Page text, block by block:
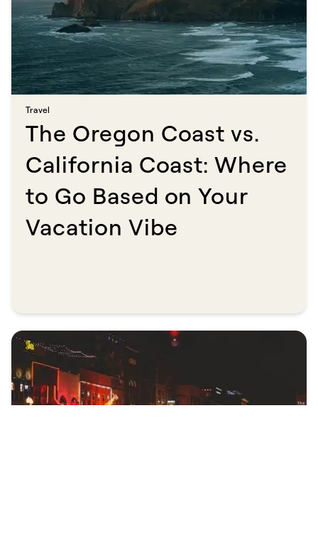
Travel​​​​‌ ‍ ​‍​‍‌‍ ‌ ​‍‌‍‍‌‌‍‌ ‌‍‍‌‌‍ ‍​‍​‍​ ‍‍​‍​‍‌ ​ ‌‍​‌‌‍ ‍‌‍‍‌‌ ‌​‌ ‍‌​‍ ‍‌‍‍‌‌‍ ​‍​‍​‍ ​​‍​‍‌‍‍​‌ ​‍‌‍‌‌‌‍‌‍​‍​‍​ ‍‍​‍​‍​‍ ‌ ​ ‌ ‌​‌ ‌‌‌‍‌​‌‍‍‌‌‍ ​‍ ‌‍‍‌‌‍ ‍‌ ‌​‌‍‌‌‌‍ ‍‌ ‌​​‍ ‌‍‌‌‌‍‌​‌‍‍‌‌ ‌​​‍ ‌‍ ‌‌‍ ‌‍‌​‌‍‌‌​ ‌‌ ​​‌ ​‍‌‍‌‌‌ ​ ‌‍‌‌‌‍ ‍‌ ‌​‌‍​‌‌ ‌​‌‍‍‌‌‍ ‌‍ ‍​ ‍ ‌‍‍‌‌‍‌​​ ‌‌‍‌‍​ ‍​‌‍​‍​ ​​​ ‌​​ ​ ​ ​‍‌‍​‍​‍ ‌‌‍​‌​ ​ ​ ​‍​ ​ ​‍ ‌​ ‌​​ ​ ‌‍‌‍​ ‌‍​‍ ‌​ ‍‌​ ‌‌​ ​‌​ ‌‍​‍ ‌​ ​​​ ‌ ‌‍​ ‌‍​ ​ ‌‍​ ‌‍‌‍‌‌‌‍‌‍​ ‍​​ ‌ ‌‍​‍‌‍‌​​ ‍ ‌ ‌​‌ ‍‌‌ ​​‌‍‌‌​ ‌‌‍​ ‌‍​‌‌ ‌​‌‍‌‌‌‍‌ ‌‍ ‌ ​‍‌ ‍‌​ ‍ ‌ ​​‌‍​‌‌ ‌​‌‍‍​​ ‌‌ ‌​‌‍‍‌‌ ‌​‌‍ ​‌‍‌‌​ ‌‍​‍‌‍​‌‌ ​ ‌‍‌‌‌‌‌‌‌ ​‍‌‍ ​​ ‌​‍‌‌​ ​‍‌​‌‍‌ ​ ‌ ‌​‌ ‌‌‌‍‌​‌‍‍‌‌‍ ​‍‌‍‌‍‍‌‌‍‌​​ ‌‌‍‌‍​ ‍​‌‍​‍​ ​​​ ‌​​ ​ ​ ​‍‌‍​‍​‍ ‌‌‍​‌​ ​ ​ ​‍​ ​ ​‍ ‌​ ‌​​ ​ ‌‍‌‍​ ‌‍​‍ ‌​ ‍‌​ ‌‌​ ​‌​ ‌‍​‍ ‌​ ​​​ ‌ ‌‍​ ‌‍​ ​ ‌‍​ ‌‍‌‍‌‌‌‍‌‍​ ‍​​ ‌ ‌‍​‍‌‍‌​​‍‌‍‌ ‌​‌ ‍‌‌ ​​‌‍‌‌​ ‌‌‍​ ‌‍​‌‌ ‌​‌‍‌‌‌‍‌ ‌‍ ‌ ​‍‌ ‍‌​‍‌‍‌ ​​‌‍​‌‌ ‌​‌‍‍​​ ‌‌ ‌​‌‍‍‌‌ ‌​‌‍ ​‌‍‌‌​‍‌‍‌ ​​‌‍‌‌‌ ​‍‌ ​ ‌ ​​‌‍‌‌‌‍​ ‌ ‌​‌‍‍‌‌ ‌‍‌‍‌‌​ ‌‌ ​​‌ ‌‌‌‍​‍‌‍ ​‌‍‍‌‌ ​ ‌‍‍​‌‍‌‌‌‍‌​​‍​‍‌ ‌
The Oregon Coast vs.
California Coast: Where
to Go Based on Your
Vacation Vibe​​​​‌ ‍ ​‍​‍‌‍ ‌ ​‍‌‍‍‌‌‍‌ ‌‍‍‌‌‍ ‍​‍​‍​ ‍‍​‍​‍‌ ​ ‌‍​‌‌‍ ‍‌‍‍‌‌ ‌​‌ ‍‌​‍ ‍‌‍‍‌‌‍ ​‍​‍​‍ ​​‍​‍‌‍‍​‌ ​‍‌‍‌‌‌‍‌‍​‍​‍​ ‍‍​‍​‍​‍ ‌ ​ ‌ ‌​‌ ‌‌‌‍‌​‌‍‍‌‌‍ ​‍ ‌‍‍‌‌‍ ‍‌ ‌​‌‍‌‌‌‍ ‍‌ ‌​​‍ ‌‍‌‌‌‍‌​‌‍‍‌‌ ‌​​‍ ‌‍ ‌‌‍ ‌‍‌​‌‍‌‌​ ‌‌ ​​‌ ​‍‌‍‌‌‌ ​ ‌‍‌‌‌‍ ‍‌ ‌​‌‍​‌‌ ‌​‌‍‍‌‌‍ ‌‍ ‍​ ‍ ‌‍‍‌‌‍‌​​ ‌​ ‌‍​ ​​‌‍​‍​ ‌​​ ​​​ ‌‌‌‍​‌​ ‍​​‍ ‌‌‍‌‌​ ‌​‌‍‌​‌‍​‌​‍ ‌​ ‌​​ ‍‌​ ‍‌​ ​‌​‍ ‌‌‍​‍​ ​ ​ ​‍‌‍​‌​‍ ‌‌‍‌‌​ ‌‍​ ​​​ ‍​​ ‍​​ ​​​ ‌​​ ‌ ​ ‌‌​ ​​​ ​‍​ ​​​ ‍ ‌ ‌​‌ ‍‌‌ ​​‌‍‌‌​ ‌‌ ​​‌‍ ‌ ​ ‌ ‌​​ ‍ ‌ ​​‌‍​‌‌ ‌​‌‍‍​​ ‌‌ ‌​‌‍‍‌‌ ‌​‌‍ ​‌‍‌‌​ ‌‍​‍‌‍​‌‌ ​ ‌‍‌‌‌‌‌‌‌ ​‍‌‍ ​​ ‌​‍‌‌​ ​‍‌​‌‍‌ ​ ‌ ‌​‌ ‌‌‌‍‌​‌‍‍‌‌‍ ​‍‌‍‌‍‍‌‌‍‌​​ ‌​ ‌‍​ ​​‌‍​‍​ ‌​​ ​​​ ‌‌‌‍​‌​ ‍​​‍ ‌‌‍‌‌​ ‌​‌‍‌​‌‍​‌​‍ ‌​ ‌​​ ‍‌​ ‍‌​ ​‌​‍ ‌‌‍​‍​ ​ ​ ​‍‌‍​‌​‍ ‌‌‍‌‌​ ‌‍​ ​​​ ‍​​ ‍​​ ​​​ ‌​​ ‌ ​ ‌‌​ ​​​ ​‍​ ​​​‍‌‍‌ ‌​‌ ‍‌‌ ​​‌‍‌‌​ ‌‌ ​​‌‍ ‌ ​ ‌ ‌​​‍‌‍‌ ​​‌‍​‌‌ ‌​‌‍‍​​ ‌‌ ‌​‌‍‍‌‌ ‌​‌‍ ​‌‍‌‌​‍‌‍‌ ​​‌‍‌‌‌ ​‍‌ ​ ‌ ​​‌‍‌‌‌‍​ ‌ ‌​‌‍‍‌‌ ‌‍‌‍‌‌​ ‌‌ ​​‌ ‌‌‌‍​‍‌‍ ​‌‍‍‌‌ ​ ‌‍‍​‌‍‌‌‌‍‌​​‍​‍‌ ‌